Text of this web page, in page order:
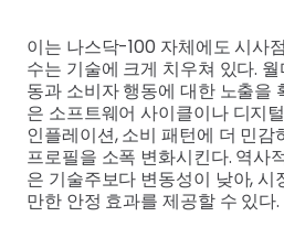
이는 나스닥-100 자체에도 시사
수는 기술에 크게 치우쳐 있다.
동과 소비자 행동에 대한 노출을
은 소프트웨어 사이클이나 디지
인플레이션, 소비 패턴에 더 민감
프로필을 소폭 변화시킨다. 역사
은 기술주보다 변동성이 낮아,
만한 안정 효과를 제공할 수 있다.